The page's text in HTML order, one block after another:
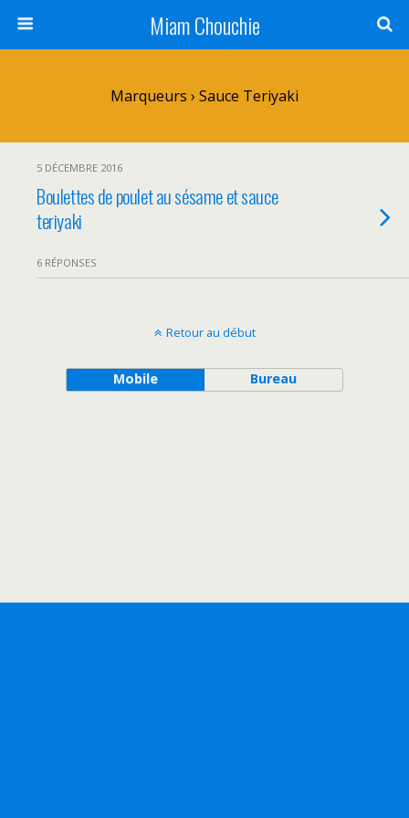
Miam Chouchie
Marqueurs › Sauce Teriyaki
5 DÉCEMBRE 2016
Boulettes de poulet au sésame et sauce
teriyaki
6 RÉPONSES
Retour au début
Mobile Bureau